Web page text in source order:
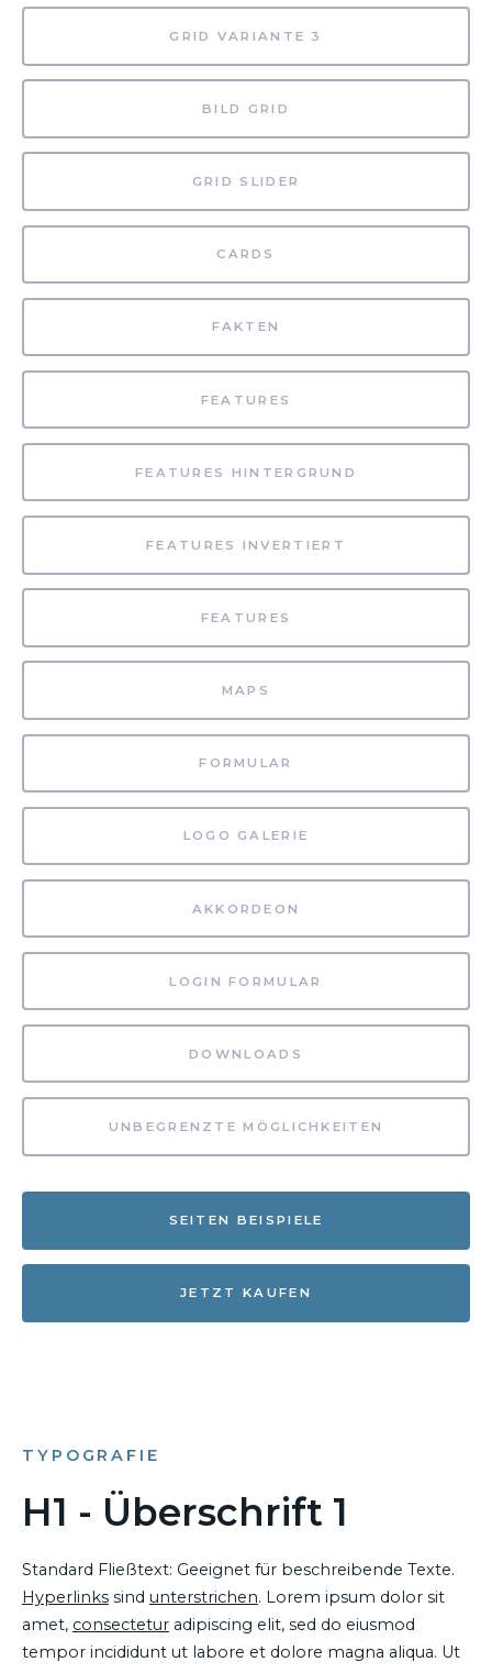
GRID VARIANTE 3
BILD GRID
GRID SLIDER
CARDS
FAKTEN
FEATURES
FEATURES HINTERGRUND
FEATURES INVERTIERT
FEATURES
MAPS
FORMULAR
LOGO GALERIE
AKKORDEON
LOGIN FORMULAR
DOWNLOADS
UNBEGRENZTE MÖGLICHKEITEN
SEITEN BEISPIELE
JETZT KAUFEN
TYPOGRAFIE
H1 - Überschrift 1
Standard Fließtext: Geeignet für beschreibende Texte.
Hyperlinks sind unterstrichen. Lorem ipsum dolor sit
amet, consectetur adipiscing elit, sed do eiusmod
tempor incididunt ut labore et dolore magna aliqua. Ut